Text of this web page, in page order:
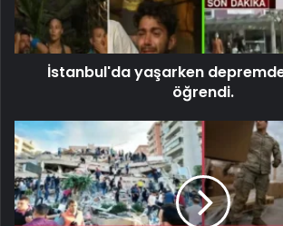
İstanbul'da yaşarken
öğrendi.